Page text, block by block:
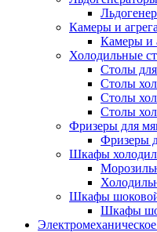
Камеры и
Камеры и
Холодильные
Столы
Столы
Столы
Столы
Фризеры для
Фризеры
Шкафы
Шкафы шоковой
Шкафы